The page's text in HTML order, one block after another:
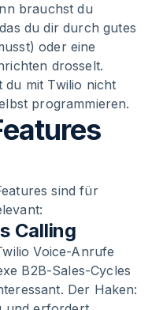
brauchst du
du dir durch gutes
oder eine
drosselt.
du mit Twilio nicht
programmieren.
sind für
Calling
Voice-Anrufe
B2B-Sales-Cycles
Der Haken: